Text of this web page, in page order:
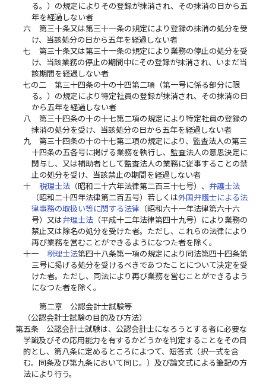
る。）の規定によりその登録が抹消され、その抹消の日から五
年を経過しない者
六
第三十条又は第三十一条の規定により登録の抹消の処分を受
け、当該処分の日から五年を経過しない者
七
第三十条又は第三十一条の規定により業務の停止の処分を受
け、当該業務の停止の期間中にその登録が抹消され、いまだ当
該期間を経過しない者
七の二
第三十四条の十の十四第二項（第一号に係る部分に限
る。）の規定により特定社員の登録が抹消され、その抹消の日
から五年を経過しない者
八
第三十四条の十の十七第二項の規定により特定社員の登録の
抹消の処分を受け、当該処分の日から五年を経過しない者
九
第三十四条の十の十七第二項の規定により、監査法人の第三
十四条の五各号に掲げる業務を執行し、監査法人の意思決定に
関与し、又は補助者として監査法人の業務に従事することの禁
止の処分を受け、当該禁止の期間を経過しない者
十
税理士法（昭和二十六年法律第二百三十七号）、 弁護士法
（昭和二十四年法律第二百五号）若しくは外国弁護士による法
律事務の取扱い等に関する法律 （昭和六十一年法律第六十六
号）又は弁理士法（平成十二年法律第四十九号）により業務の
禁止又は除名の処分を受けた者。ただし、これらの法律により
再び業務を営むことができるようになつた者を除く。
十一
税理士法第四十八条第一項の規定により同法第四十四条第
三号に掲げる処分を受けるべきであつたことについて決定を受
けた者。ただし、同法により再び業務を営むことができるよう
になつた者を除く。
第二章 公認会計士試験等
（公認会計士試験の目的及び方法）
第五条
公認会計士試験は、公認会計士になろうとする者に必要な
学識及びその応用能力を有するかどうかを判定することをその目
的とし、第八条に定めるところによつて、短答式（択一式を含
む。同条及び第九条において同じ。）及び論文式による筆記の方
法により行う。